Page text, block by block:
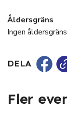
Åldersgräns
Ingen åldersgräns
DELA
Fler